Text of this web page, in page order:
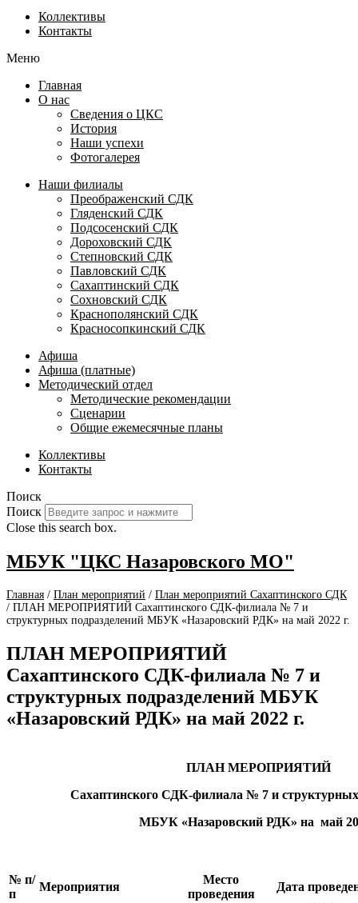
Коллективы
Контакты
Меню
Главная
О нас
Сведения о ЦКС
История
Наши успехи
Фотогалерея
Наши филиалы
Преображенский СДК
Гляденский СДК
Подсосенский СДК
Дороховский СДК
Степновский СДК
Павловский СДК
Сахаптинский СДК
Сохновский СДК
Краснополянский СДК
Красносопкинский СДК
Афиша
Афиша (платные)
Методический отдел
Методические рекомендации
Сценарии
Общие ежемесячные планы
Коллективы
Контакты
Поиск
Поиск
Close this search box.
МБУК "ЦКС Назаровского МО"
Главная / План мероприятий / План мероприятий Сахаптинского СДК
/ ПЛАН МЕРОПРИЯТИЙ Сахаптинского СДК-филиала № 7 и
структурных подразделений МБУК «Назаровский РДК» на май 2022 г.
ПЛАН МЕРОПРИЯТИЙ
Сахаптинского СДК-филиала № 7 и
структурных подразделений МБУК
«Назаровский РДК» на май 2022 г.
ПЛАН МЕРОПРИЯТИЙ
Сахаптинского СДК-филиала № 7 и структурных
МБУК «Назаровский РДК» на май
№ п/
п
Мероприятия
Место
проведения
Дата